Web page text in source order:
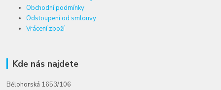
Obchodní podmínky
Odstoupení od smlouvy
Vrácení zboží
Kde nás najdete
Bělohorská 1653/106